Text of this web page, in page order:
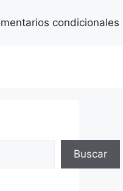
condicionales
Buscar